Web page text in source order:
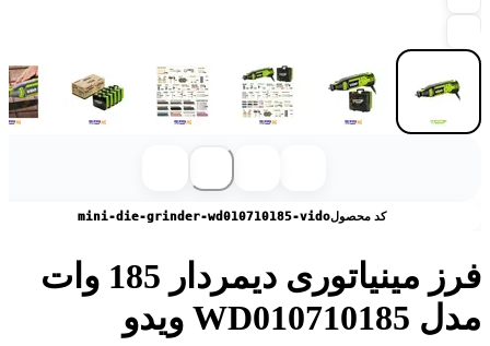
کد محصولmini-die-grinder-wd010710185-vido
فرز مینیاتوری دیمردار 185 وات
مدل WD010710185 ویدو